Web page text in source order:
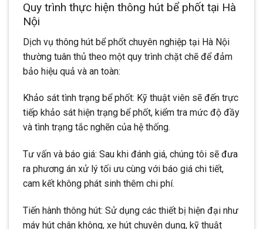
Quy trình thực hiện thông hút bể phốt tại Hà
Nội
Dịch vụ thông hút bể phốt chuyên nghiệp tại Hà Nội
thường tuân thủ theo một quy trình chặt chẽ để đảm
bảo hiệu quả và an toàn:
Khảo sát tình trạng bể phốt: Kỹ thuật viên sẽ đến trực
tiếp khảo sát hiện trạng bể phốt, kiểm tra mức độ đầy
và tình trạng tắc nghẽn của hệ thống.
Tư vấn và báo giá: Sau khi đánh giá, chúng tôi sẽ đưa
ra phương án xử lý tối ưu cùng với báo giá chi tiết,
cam kết không phát sinh thêm chi phí.
Tiến hành thông hút: Sử dụng các thiết bị hiện đại như
máy hút chân không, xe hút chuyên dụng, kỹ thuật